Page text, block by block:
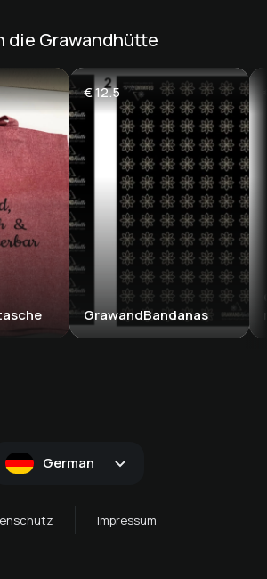
die Grawandhütte
€12.5
GrawandBandanas
Impressum
German